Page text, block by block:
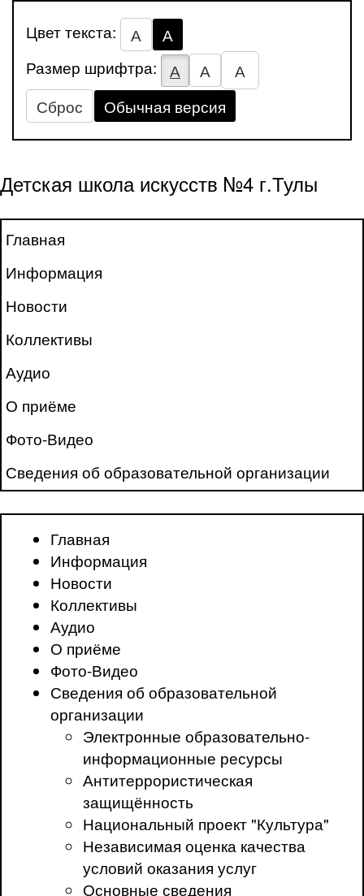
Цвет текста: А
А
Размер шрифтра:
А А
А
Сброс
Обычная версия
Детская школа искусств №4 г.Тулы
Главная
Информация
Новости
Коллективы
Аудио
О приёме
Фото-Видео
Сведения об образовательной организации
Главная
Информация
Новости
Коллективы
Аудио
О приёме
Фото-Видео
Сведения об образовательной
организации
Электронные образовательно-
информационные ресурсы
Антитеррористическая
защищённость
Национальный проект "Культура"
Независимая оценка качества
условий оказания услуг
Основные сведения